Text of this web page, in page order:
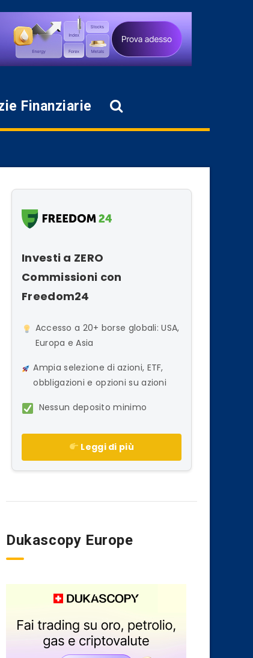
Finanziarie
Investi a ZERO
Commissioni con
Freedom24
Accesso a 20+ borse globali: USA,
Europa e Asia
Ampia selezione di azioni, ETF,
obbligazioni e opzioni su azioni
Nessun deposito minimo
Leggi di più
Dukascopy Europe